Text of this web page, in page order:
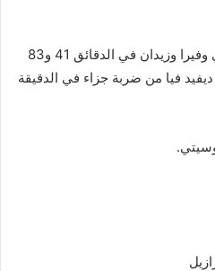
سجل للمنتخب الفرنسي ريبيري وفيرا وزيدان في الدقائق 41 و83
ديفيد فيا من ضربة جزاء في الدقيقة